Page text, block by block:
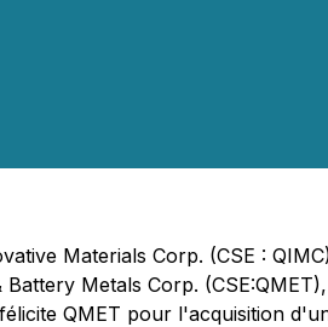
Materials Corp. (CSE :
Metals Corp.
QMET pour l'acquisition